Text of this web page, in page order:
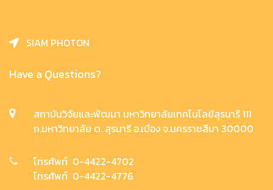
SIAM PHOTON
Have a Questions?
สถาบันวิจัยและพัฒนา มหาวิทยาลัยเทคโนโลยีสุรนารี 111
ถ.มหาวิทยาลัย ต. สุรนารี อ.เมือง จ.นครราชสีมา 30000
โทรศัพท์ 0-4422-4702
โทรศัพท์ 0-4422-4776